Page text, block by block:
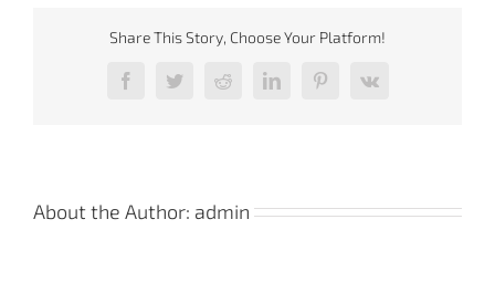
Share This Story, Choose Your Platform!
FacebookTwitterRedditLinkedInPinterestVk
About the Author: admin